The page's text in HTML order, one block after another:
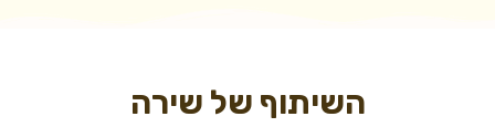
השיתוף של שירה